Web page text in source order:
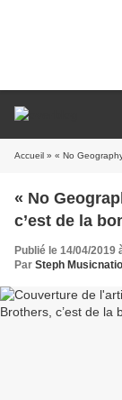
Accueil » « No
« No
c’est de la
Publié le 14/04/2019
Par Steph